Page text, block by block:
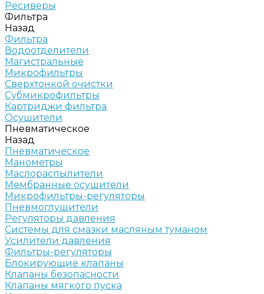
Ресиверы
Фильтра
Назад
Фильтра
Водоотделители
Магистральные
Микрофильтры
Сверхтонкой очистки
Субмикрофильтры
Картриджи фильтра
Осушители
Пневматическое
Назад
Пневматическое
Манометры
Маслораспылители
Мембранные осушители
Микрофильтры-регуляторы
Пневмоглушители
Регуляторы давления
Системы для смазки масляным туманом
Усилители давления
Фильтры-регуляторы
Блокирующие клапаны
Клапаны безопасности
Клапаны мягкого пуска